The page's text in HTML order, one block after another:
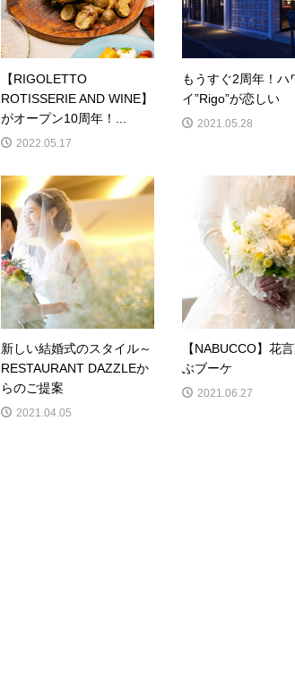
【RIGOLETTO
ROTISSERIE AND WINE】
がオープン10周年！...
2022.05.17
もうすぐ2周年！ハ
イ”Rigo”が恋しい
2021.05.28
新しい結婚式のスタイル～
RESTAURANT DAZZLEか
らのご提案
2021.04.05
【NABUCCO】花
ぶブーケ
2021.06.27